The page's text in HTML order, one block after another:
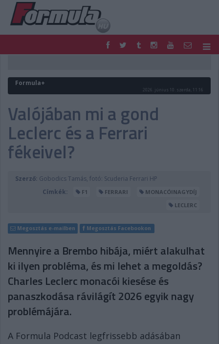
FORMULA
MOTOR
PODCAST
SHOP
LIVE
TIPPJÁTÉK
DIGITÁLIS MAGAZIN
PONTÁLLÁSOK
VERSENYNAPTÁRAK
Formula+
2026. június 10. szerda, 11:16
Valójában mi a gond
Leclerc és a Ferrari
fékeivel?
Szerző: Gobodics Tamás, fotó: Scuderia Ferrari HP
Címkék:
F1 FERRARI
MONACÓINAGYDÍJ
LECLERC
Megosztás e-mailben Megosztás Facebookon
Mennyire a Brembo hibája, miért alakulhat
ki ilyen probléma, és mi lehet a megoldás?
Charles Leclerc monacói kiesése és
panaszkodása rávilágít 2026 egyik nagy
problémájára.
A Formula Podcast legfrissebb adásában